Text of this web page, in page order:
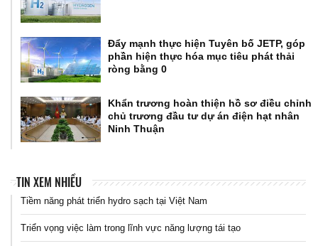
Đẩy mạnh thực hiện Tuyên bố JETP, góp
phần hiện thực hóa mục tiêu phát thải
ròng bằng 0
Khẩn trương hoàn thiện hồ sơ điều chỉnh
chủ trương đầu tư dự án điện hạt nhân
Ninh Thuận
TIN XEM NHIỀU
Tiềm năng phát triển hydro sạch tại Việt Nam
Triển vọng việc làm trong lĩnh vực năng lượng tái tạo